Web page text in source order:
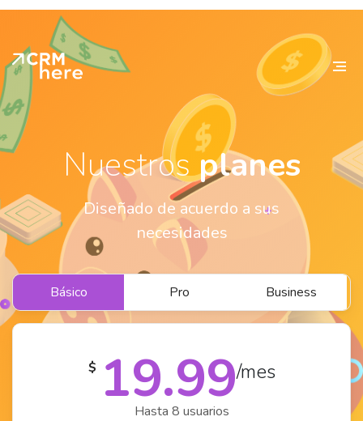
Nuestrosplanes
Diseñado de acuerdo a sus
necesidades
Básico Pro Business
$ 19.99/mes
Hasta 8 usuarios